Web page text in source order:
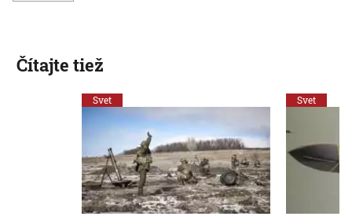
Čítajte tiež
Svet Svet